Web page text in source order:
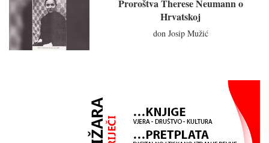
Proroštva Therese Neumann o
Hrvatskoj
don Josip Mužić